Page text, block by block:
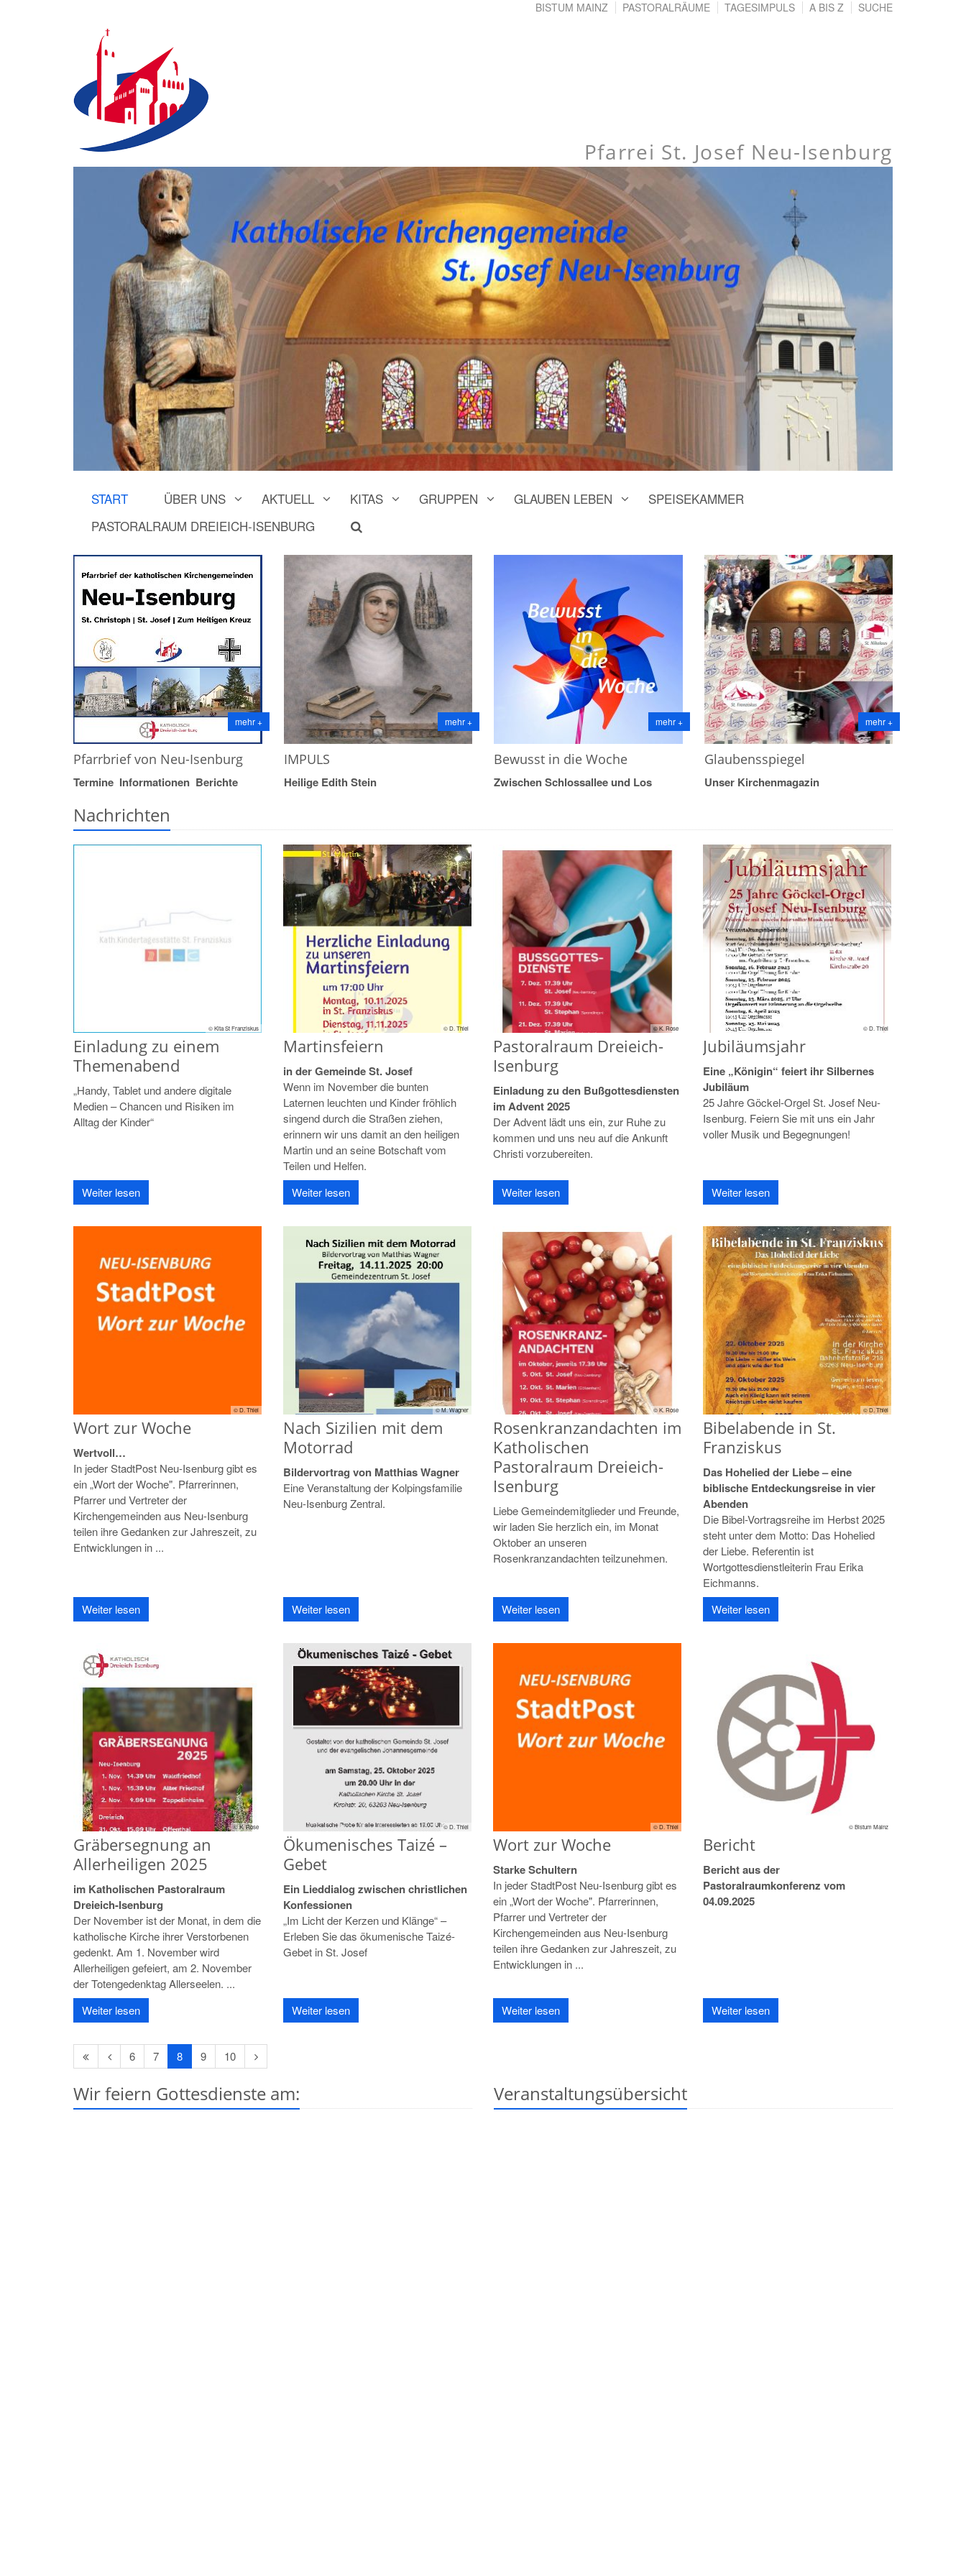
BISTUM MAINZ PASTORALRÄUME TAGESIMPULS A BIS Z SUCHE
Pfarrei St. Josef Neu-Isenburg
START ÜBER UNS AKTUELL KITAS GRUPPEN GLAUBEN LEBEN
SPEISEKAMMER
PASTORALRAUM DREIEICH-ISENBURG
mehr +
Pfarrbrief von Neu-Isenburg
Termine Informationen Berichte
mehr +
IMPULS
Heilige Edith Stein
mehr +
Bewusst in die Woche
Zwischen Schlossallee und Los
mehr +
Glaubensspiegel
Unser Kirchenmagazin
Nachrichten
© Kita St Franziskus
Einladung zu einem
Themenabend
„Handy, Tablet und andere digitale
Medien – Chancen und Risiken im
Alltag der Kinder“
Weiter lesen
© D. Thiel
Martinsfeiern
in der Gemeinde St. Josef
Wenn im November die bunten
Laternen leuchten und Kinder fröhlich
singend durch die Straßen ziehen,
erinnern wir uns damit an den heiligen
Martin und an seine Botschaft vom
Teilen und Helfen.
Weiter lesen
© K. Rose
Pastoralraum Dreieich-
Isenburg
Einladung zu den Bußgottesdiensten
im Advent 2025
Der Advent lädt uns ein, zur Ruhe zu
kommen und uns neu auf die Ankunft
Christi vorzubereiten.
Weiter lesen
© D. Thiel
Jubiläumsjahr
Eine „Königin“ feiert ihr Silbernes
Jubiläum
25 Jahre Göckel-Orgel St. Josef Neu-
Isenburg. Feiern Sie mit uns ein Jahr
voller Musik und Begegnungen!
Weiter lesen
© D. Thiel
Wort zur Woche
Wertvoll…
In jeder StadtPost Neu-Isenburg gibt es
ein „Wort der Woche". Pfarrerinnen,
Pfarrer und Vertreter der
Kirchengemeinden aus Neu-Isenburg
teilen ihre Gedanken zur Jahreszeit, zu
Entwicklungen in ...
Weiter lesen
© M. Wagner
Nach Sizilien mit dem
Motorrad
Bildervortrag von Matthias Wagner
Eine Veranstaltung der Kolpingsfamilie
Neu-Isenburg Zentral.
Weiter lesen
© K. Rose
Rosenkranzandachten im
Katholischen
Pastoralraum Dreieich-
Isenburg
Liebe Gemeindemitglieder und Freunde,
wir laden Sie herzlich ein, im Monat
Oktober an unseren
Rosenkranzandachten teilzunehmen.
Weiter lesen
© D. Thiel
Bibelabende in St.
Franziskus
Das Hohelied der Liebe – eine
biblische Entdeckungsreise in vier
Abenden
Die Bibel-Vortragsreihe im Herbst 2025
steht unter dem Motto: Das Hohelied
der Liebe. Referentin ist
Wortgottesdienstleiterin Frau Erika
Eichmanns.
Weiter lesen
© K. Rose
Gräbersegnung an
Allerheiligen 2025
im Katholischen Pastoralraum
Dreieich-Isenburg
Der November ist der Monat, in dem die
katholische Kirche ihrer Verstorbenen
gedenkt. Am 1. November wird
Allerheiligen gefeiert, am 2. November
der Totengedenktag Allerseelen. ...
Weiter lesen
© D. Thiel
Ökumenisches Taizé –
Gebet
Ein Lieddialog zwischen christlichen
Konfessionen
„Im Licht der Kerzen und Klänge“ –
Erleben Sie das ökumenische Taizé-
Gebet in St. Josef
Weiter lesen
© D. Thiel
Wort zur Woche
Starke Schultern
In jeder StadtPost Neu-Isenburg gibt es
ein „Wort der Woche". Pfarrerinnen,
Pfarrer und Vertreter der
Kirchengemeinden aus Neu-Isenburg
teilen ihre Gedanken zur Jahreszeit, zu
Entwicklungen in ...
Weiter lesen
© Bistum Mainz
Bericht
Bericht aus der
Pastoralraumkonferenz vom
04.09.2025
Weiter lesen
Erste
Seite
Vorherige
Seite
6 7 8 9 10
Nächste
Seite
Wir feiern Gottesdienste am: Veranstaltungsübersicht